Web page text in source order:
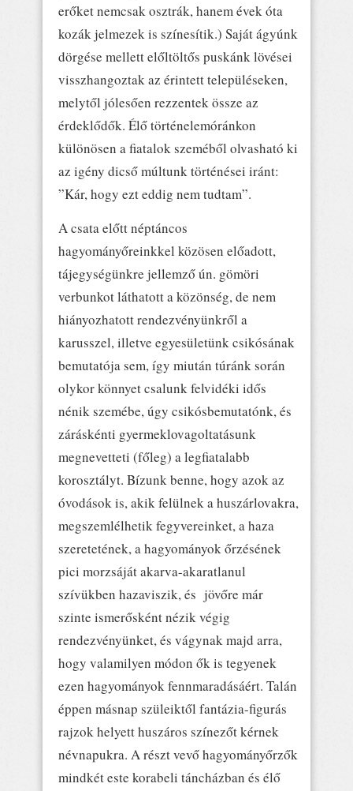
erőket nemcsak osztrák, hanem évek óta
kozák jelmezek is színesítik.) Saját ágyúnk
dörgése mellett előltöltős puskánk lövései
visszhangoztak az érintett településeken,
melytől jólesően rezzentek össze az
érdeklődők. Élő történelemóránkon
különösen a fiatalok szeméből olvasható ki
az igény dicső múltunk történései iránt:
”Kár, hogy ezt eddig nem tudtam”.
A csata előtt néptáncos
hagyományőreinkkel közösen előadott,
tájegységünkre jellemző ún. gömöri
verbunkot láthatott a közönség, de nem
hiányozhatott rendezvényünkről a
karusszel, illetve egyesületünk csikósának
bemutatója sem, így miután túránk során
olykor könnyet csalunk felvidéki idős
nénik szemébe, úgy csikósbemutatónk, és
záráskénti gyermeklovagoltatásunk
megnevetteti (főleg) a legfiatalabb
korosztályt. Bízunk benne, hogy azok az
óvodások is, akik felülnek a huszárlovakra,
megszemlélhetik fegyvereinket, a haza
szeretetének, a hagyományok őrzésének
pici morzsáját akarva-akaratlanul
szívükben hazaviszik, és jövőre már
szinte ismerősként nézik végig
rendezvényünket, és vágynak majd arra,
hogy valamilyen módon ők is tegyenek
ezen hagyományok fennmaradásáért. Talán
éppen másnap szüleiktől fantázia-figurás
rajzok helyett huszáros színezőt kérnek
névnapukra. A részt vevő hagyományőrzők
mindkét este korabeli táncházban és élő